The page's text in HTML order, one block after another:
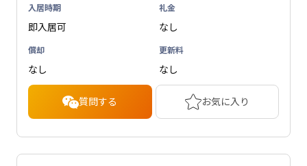
入居時期
即入居可
礼金
なし
償却
なし
更新料
なし
質問する お気に入り